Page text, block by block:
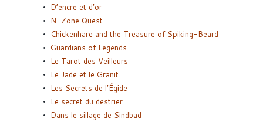
D’encre et d’or
N-Zone Quest
Chickenhare and the Treasure of Spiking-Beard
Guardians of Legends
Le Tarot des Veilleurs
Le Jade et le Granit
Les Secrets de l’Égide
Le secret du destrier
Dans le sillage de Sindbad